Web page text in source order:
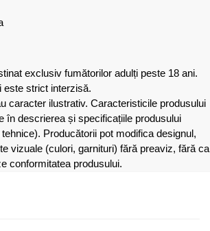
exclusiv fumătorilor adulți peste 18 ani.
este strict interzisă.
caracter ilustrativ. Caracteristicile produsului
în descrierea și specificațiile produsului
Producătorii pot modifica designul,
vizuale (culori, garnituri) fără preaviz, fără ca
conformitatea produsului.